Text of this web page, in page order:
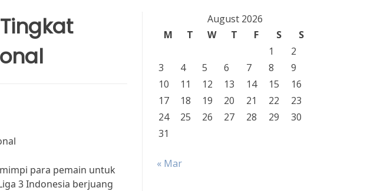
para pemain untuk
3 Indonesia berjuang
August 2026
M
T W T F S
S
1
2
3
4 5 6 7 8
9
10
11 12 13 14 15
16
17
18 19 20 21 22
23
24
25 26 27 28 29
30
31
« Mar